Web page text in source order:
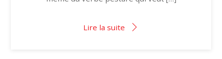
Lire la suite